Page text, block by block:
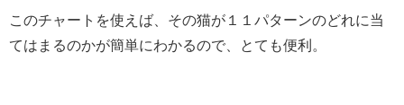
このチャートを使えば、その猫が１１パターンのどれに当
てはまるのかが簡単にわかるので、とても便利。